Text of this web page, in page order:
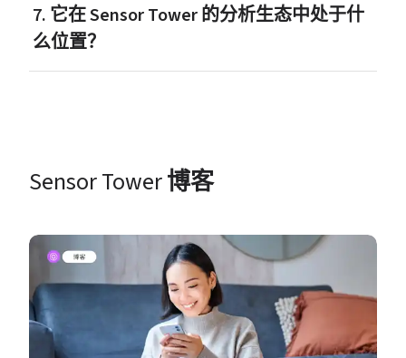
7. 它在 Sensor Tower 的分析生态中处于什
么位置？
Sensor Tower 博客